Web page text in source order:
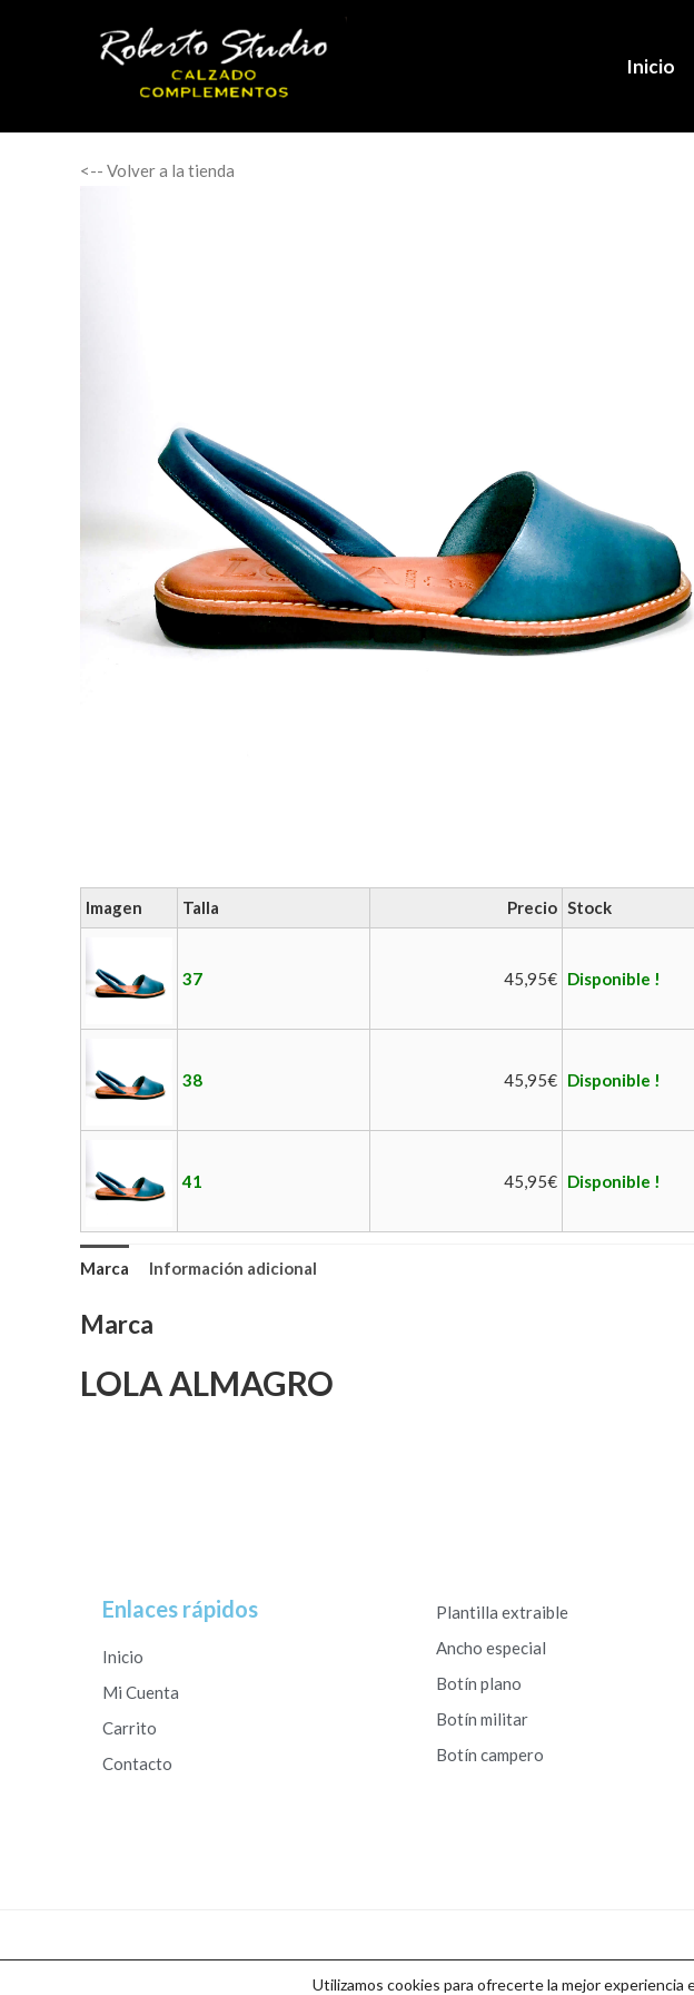
Inicio
<-- Volver a la tienda
Imagen Talla Precio Stock
37 45,95€ Disponible !
38 45,95€ Disponible !
41 45,95€ Disponible !
Marca Información adicional
Marca
LOLA ALMAGRO
Enlaces rápidos
Inicio
Mi Cuenta
Carrito
Contacto
Plantilla extraible
Ancho especial
Botín plano
Botín militar
Botín campero
Utilizamos cookies para ofrecerte la mejor experiencia